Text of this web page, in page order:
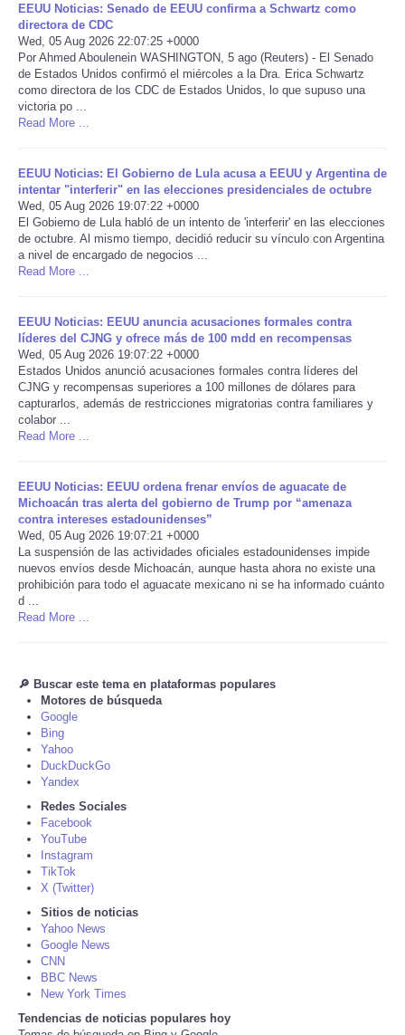
Travel
USA
World
Portada de Noticias
America Latina
Deportes
EEUU
Especiales
Internacionales
Negocios
Salud
Tecnologia
CATEGORIES
CARTOONS
CONTACT
SEARCH
SHOPPING
Daily Deals
RobinsPost Store
Refund Policy
EEUU Noticias: Senado de EEUU confirma a Schwartz como
directora de CDC
Wed, 05 Aug 2026 22:07:25 +0000
Por Ahmed Aboulenein WASHINGTON, 5 ago (Reuters) - El Senado
de Estados Unidos confirmó el miércoles a la Dra. Erica Schwartz
como directora de los CDC de Estados Unidos, lo que supuso una
victoria po ...
Read More ...
EEUU Noticias: El Gobierno de Lula acusa a EEUU y Argentina de
intentar "interferir" en las elecciones presidenciales de octubre
Wed, 05 Aug 2026 19:07:22 +0000
El Gobierno de Lula habló de un intento de 'interferir' en las elecciones
de octubre. Al mismo tiempo, decidió reducir su vínculo con Argentina
a nivel de encargado de negocios ...
Read More ...
EEUU Noticias: EEUU anuncia acusaciones formales contra
líderes del CJNG y ofrece más de 100 mdd en recompensas
Wed, 05 Aug 2026 19:07:22 +0000
Estados Unidos anunció acusaciones formales contra líderes del
CJNG y recompensas superiores a 100 millones de dólares para
capturarlos, además de restricciones migratorias contra familiares y
colabor ...
Read More ...
EEUU Noticias: EEUU ordena frenar envíos de aguacate de
Michoacán tras alerta del gobierno de Trump por “amenaza
contra intereses estadounidenses”
Wed, 05 Aug 2026 19:07:21 +0000
La suspensión de las actividades oficiales estadounidenses impide
nuevos envíos desde Michoacán, aunque hasta ahora no existe una
prohibición para todo el aguacate mexicano ni se ha informado cuánto
d ...
Read More ...
🔎 Buscar este tema en plataformas populares
Motores de búsqueda
Google
Bing
Yahoo
DuckDuckGo
Yandex
Redes Sociales
Facebook
YouTube
Instagram
TikTok
X (Twitter)
Sitios de noticias
Yahoo News
Google News
CNN
BBC News
New York Times
Tendencias de noticias populares hoy